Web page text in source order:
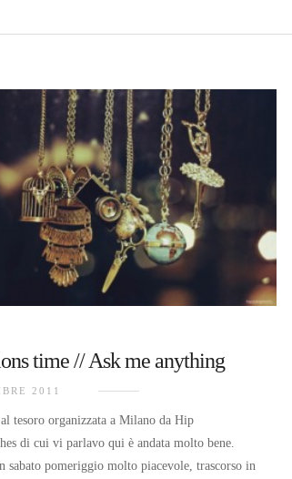
time // Ask me anything
2011
tesoro organizzata a Milano da Hip
di cui vi parlavo qui è andata molto bene.
sabato pomeriggio molto piacevole, trascorso in